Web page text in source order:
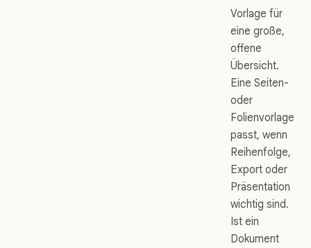
Vorlage für
eine große,
offene
Übersicht.
Eine Seiten-
oder
Folienvorlage
passt, wenn
Reihenfolge,
Export oder
Präsentation
wichtig sind.
Ist ein
Dokument